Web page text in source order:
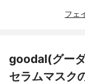
フェ
goodal(グー
セラムマスク